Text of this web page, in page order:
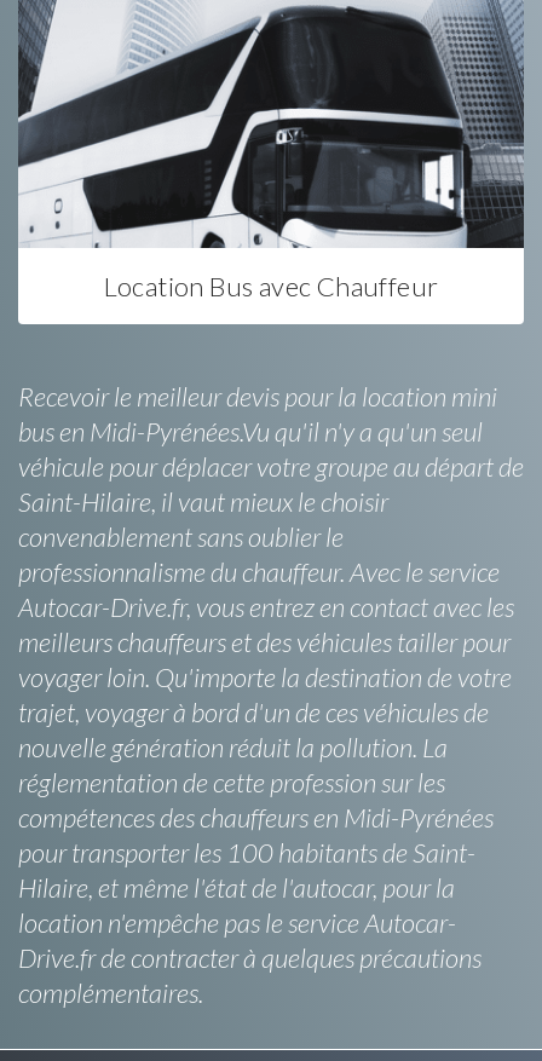
Location Bus avec Chauffeur
Recevoir le meilleur devis pour la location mini
bus en Midi-Pyrénées.Vu qu'il n'y a qu'un seul
véhicule pour déplacer votre groupe au départ de
Saint-Hilaire, il vaut mieux le choisir
convenablement sans oublier le
professionnalisme du chauffeur. Avec le service
Autocar-Drive.fr, vous entrez en contact avec les
meilleurs chauffeurs et des véhicules tailler pour
voyager loin. Qu'importe la destination de votre
trajet, voyager à bord d'un de ces véhicules de
nouvelle génération réduit la pollution. La
réglementation de cette profession sur les
compétences des chauffeurs en Midi-Pyrénées
pour transporter les 100 habitants de Saint-
Hilaire, et même l'état de l'autocar, pour la
location n'empêche pas le service Autocar-
Drive.fr de contracter à quelques précautions
complémentaires.